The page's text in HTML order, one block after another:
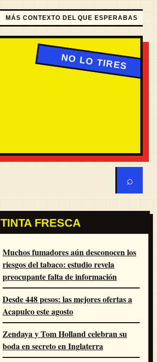
MÁS CONTEXTO DEL QUE ESPERABAS
⌕
TINTA FRESCA
Muchos fumadores aún desconocen los
riesgos del tabaco: estudio revela
preocupante falta de información
Desde 448 pesos: las mejores ofertas a
Acapulco este agosto
Zendaya y Tom Holland celebran su
boda en secreto en Inglaterra